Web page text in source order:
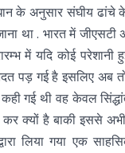
के अनुसार संघीय ढांचे
था . भारत में जीएसटी
में यदि कोई परेशानी
पड़ गई है इसलिए अब तो
कही गई थी वह केवल
क्यों है बाकी इससे अभी
लिया गया एक